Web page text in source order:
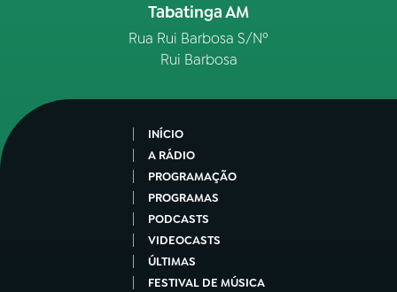
Tabatinga AM
Rua Rui Barbosa S/Nº
Rui Barbosa
INÍCIO
A RÁDIO
PROGRAMAÇÃO
PROGRAMAS
PODCASTS
VIDEOCASTS
ÚLTIMAS
FESTIVAL DE MÚSICA